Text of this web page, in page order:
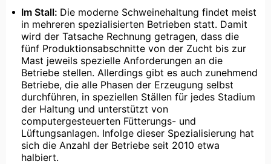
Im Stall: Die moderne Schweinehaltung findet meist
in mehreren spezialisierten Betrieben statt. Damit
wird der Tatsache Rechnung getragen, dass die
fünf Produktionsabschnitte von der Zucht bis zur
Mast jeweils spezielle Anforderungen an die
Betriebe stellen. Allerdings gibt es auch zunehmend
Betriebe, die alle Phasen der Erzeugung selbst
durchführen, in speziellen Ställen für jedes Stadium
der Haltung und unterstützt von
computergesteuerten Fütterungs- und
Lüftungsanlagen. Infolge dieser Spezialisierung hat
sich die Anzahl der Betriebe seit 2010 etwa
halbiert.